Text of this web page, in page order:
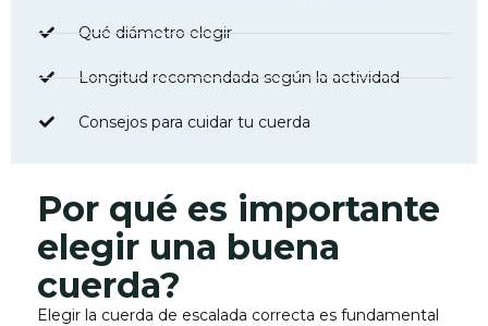
Qué diámetro elegir
Longitud recomendada según la actividad
Consejos para cuidar tu cuerda
Por qué es importante
elegir una buena
cuerda?
Elegir la cuerda de escalada correcta es fundamental